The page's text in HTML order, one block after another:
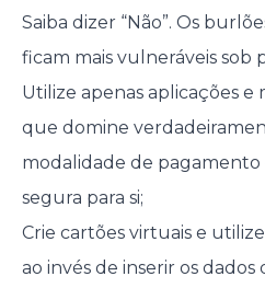
Saiba dizer “Não”. Os
ficam mais vulneráveis sob
Utilize apenas aplicações e
que domine
modalidade de pagamento
segura para si;
Crie cartões virtuais e
ao invés de inserir os dados